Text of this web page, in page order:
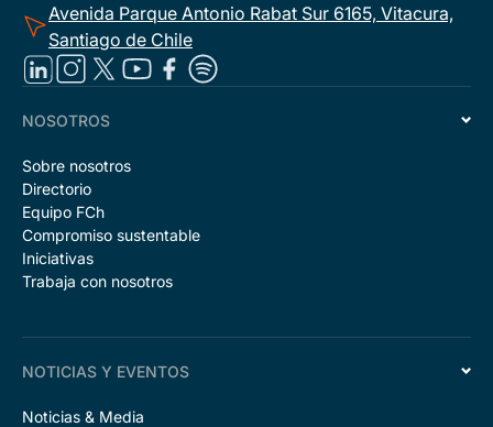
Avenida Parque Antonio Rabat Sur 6165, Vitacura,
Santiago de Chile
NOSOTROS
Sobre nosotros
Directorio
Equipo FCh
Compromiso sustentable
Iniciativas
Trabaja con nosotros
NOTICIAS Y EVENTOS
Noticias & Media